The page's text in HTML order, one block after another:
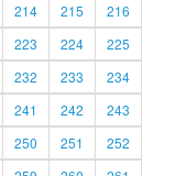
214 215
216
223 224
225
232 233
234
241 242
243
250 251
252